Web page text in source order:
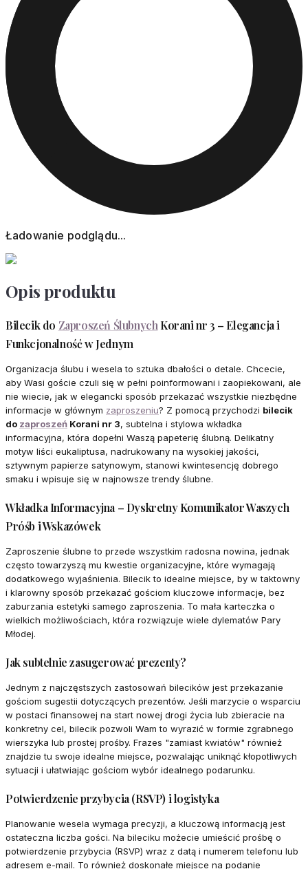
Ładowanie podglądu...
Opis produktu
Bilecik do Zaproszeń ŚlubnychKorani nr 3 – Elegancja i
Funkcjonalność w Jednym
Organizacja ślubu i wesela to sztuka dbałości o detale. Chcecie,
aby Wasi goście czuli się w pełni poinformowani i zaopiekowani, ale
nie wiecie, jak w elegancki sposób przekazać wszystkie niezbędne
informacje w głównym zaproszeniu? Z pomocą przychodzi bilecik
do zaproszeń Korani nr 3, subtelna i stylowa wkładka
informacyjna, która dopełni Waszą papeterię ślubną. Delikatny
motyw liści eukaliptusa, nadrukowany na wysokiej jakości,
sztywnym papierze satynowym, stanowi kwintesencję dobrego
smaku i wpisuje się w najnowsze trendy ślubne.
Wkładka Informacyjna – Dyskretny Komunikator Waszych
Próśb i Wskazówek
Zaproszenie ślubne to przede wszystkim radosna nowina, jednak
często towarzyszą mu kwestie organizacyjne, które wymagają
dodatkowego wyjaśnienia. Bilecik to idealne miejsce, by w taktowny
i klarowny sposób przekazać gościom kluczowe informacje, bez
zaburzania estetyki samego zaproszenia. To mała karteczka o
wielkich możliwościach, która rozwiązuje wiele dylematów Pary
Młodej.
Jak subtelnie zasugerować prezenty?
Jednym z najczęstszych zastosowań bilecików jest przekazanie
gościom sugestii dotyczących prezentów. Jeśli marzycie o wsparciu
w postaci finansowej na start nowej drogi życia lub zbieracie na
konkretny cel, bilecik pozwoli Wam to wyrazić w formie zgrabnego
wierszyka lub prostej prośby. Frazes "zamiast kwiatów" również
znajdzie tu swoje idealne miejsce, pozwalając uniknąć kłopotliwych
sytuacji i ułatwiając gościom wybór idealnego podarunku.
Potwierdzenie przybycia (RSVP) i logistyka
Planowanie wesela wymaga precyzji, a kluczową informacją jest
ostateczna liczba gości. Na bileciku możecie umieścić prośbę o
potwierdzenie przybycia (RSVP) wraz z datą i numerem telefonu lub
adresem e-mail. To również doskonałe miejsce na podanie